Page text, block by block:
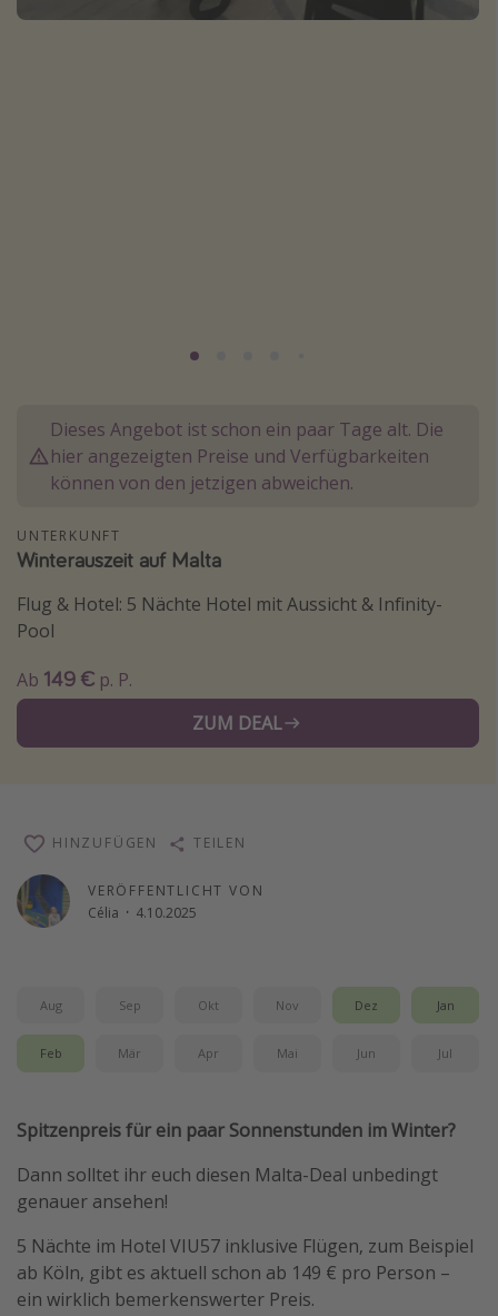
Normandie Urlaub
Wellnessurlaub
Disneyland Paris
Roadtrips
Wochenendtrip
Singlereisen
Strandurlaub
Gruppenreisen
Hotels in Hamburg
Hotels in Amsterdam
Hotels am Achensee
Reise Journal
Familienurlaub in der Türkei
Rundreisen in Thailand
Silvesterreisen
Last Minute Urlaub Deutschland
Dieses Angebot ist schon ein paar Tage alt. Die
hier angezeigten Preise und Verfügbarkeiten
können von den jetzigen abweichen.
UNTERKUNFT
Winterauszeit auf Malta
Flug & Hotel: 5 Nächte Hotel mit Aussicht & Infinity-
Pool
Ab 149 € p. P.
ZUM DEAL
VERÖFFENTLICHT VON
Célia · 4.10.2025
HINZUFÜGEN TEILEN
Aug Sep Okt Nov Dez Jan
Feb Mär Apr Mai Jun Jul
Spitzenpreis für ein paar Sonnenstunden im Winter?
Dann solltet ihr euch diesen Malta-Deal unbedingt
genauer ansehen!
5 Nächte im Hotel VIU57 inklusive Flügen, zum Beispiel
ab Köln, gibt es aktuell schon ab 149 € pro Person –
ein wirklich bemerkenswerter Preis.